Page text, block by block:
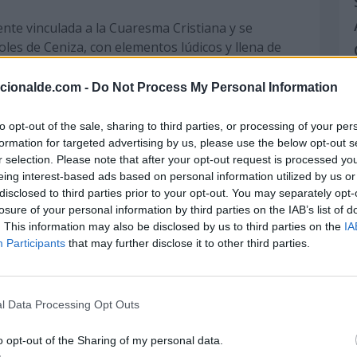
- Do Not Process My Personal Information
opt-out of the sale, sharing to third parties, or processing of your
for targeted advertising by us, please use the below opt-out
selection. Please note that after your opt-out request is processed
interest-based ads based on personal information utilized by us
to third parties prior to your opt-out. You may separately
of your personal information by third parties on the IAB’s list of
This information may also be disclosed by us to third parties on the
Participants that may further disclose it to other third parties.
Data Processing Opt Outs
opt-out of the Sharing of my personal data.
vinculada a la Cuaresma Cristiana y se
de Ceniza, con elementos lúdicos y llena de
o Día de San Valentín
también conocido como el Día del
se celebra en el mundo, películas y
el Lunes de Carnaval, con llamativos
la fiesta pagana más popular.
es un recordatorio de la importancia